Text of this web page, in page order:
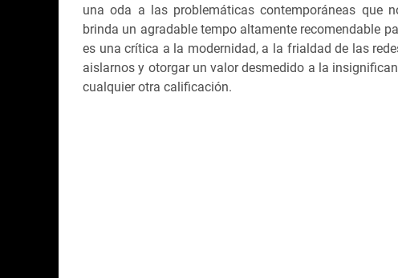
una oda a las problemáticas contemporáneas que
brinda un agradable tempo altamente recomendable
es una crítica a la modernidad, a la frialdad de las
aislarnos y otorgar un valor desmedido a la
cualquier otra calificación.